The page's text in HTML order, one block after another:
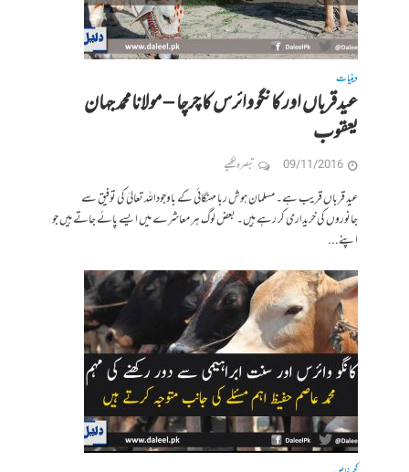
دینیات
عیدقرباں اور کانگو وائرس کا چرچا – مولانامحمد جہان
یعقوب
09/11/2016 تبصرہ لکھیے
عید قرباں قریب ہے۔ مسلمان ہوش ربا مہنگائی کے باوجوداللہ تعالیٰ کی توفیق سے
جانوروں کی خریداری کر رہے ہیں۔ بعض لوگ ہر معاشرے میں ایسے پائے جاتے ہیں جو
اپنے...